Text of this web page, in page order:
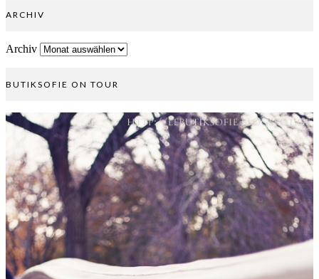
ARCHIV
Archiv
BUTIKSOFIE ON TOUR